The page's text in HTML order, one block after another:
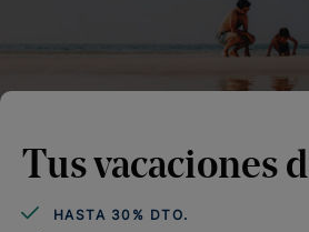
Tus vacaciones
HASTA 30% DTO.